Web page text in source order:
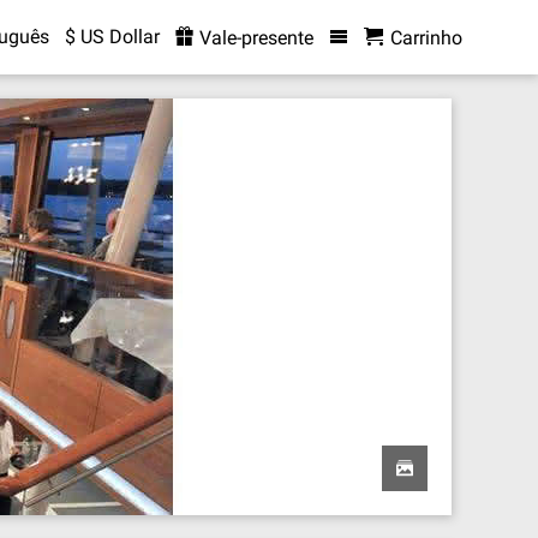
$ US Dollar Vale-presente Carrinho